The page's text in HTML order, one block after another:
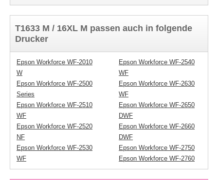
T1633 M / 16XL M passen auch in folgende
Drucker
Epson Workforce WF-2010
W
Epson Workforce WF-2500
Series
Epson Workforce WF-2510
WF
Epson Workforce WF-2520
NF
Epson Workforce WF-2530
WF
Epson Workforce WF-2540
WF
Epson Workforce WF-2630
WF
Epson Workforce WF-2650
DWF
Epson Workforce WF-2660
DWF
Epson Workforce WF-2750
Epson Workforce WF-2760